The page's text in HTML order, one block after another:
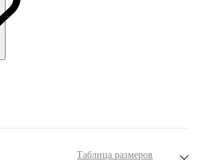
Таблица размеров